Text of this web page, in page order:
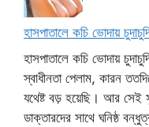
হাসপাতালে কচি ভোদায়
হাসপাতালে কচি ভোদায়
স্বাধীনতা পেলাম, কারন
যথেষ্ট বড় হয়েছি। আর সেই
ডাক্তারদের সাথে ঘনিষ্ঠ